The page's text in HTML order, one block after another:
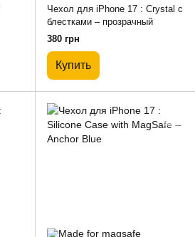
Чехол для iPhone 17 : Crystal с
блестками – прозрачный
380 грн
Купить